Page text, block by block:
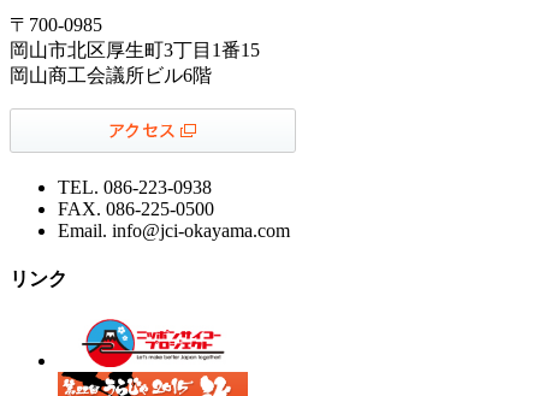
〒700-0985
岡山市北区厚生町3丁目1番15
岡山商工会議所ビル6階
TEL. 086-223-0938
FAX. 086-225-0500
Email. info@jci-okayama.com
リンク